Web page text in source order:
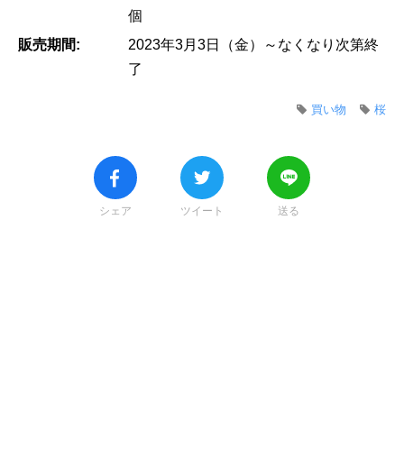
個
販売期間:
2023年3月3日（金）～なくなり次第終
了
桜
買い物
シェア ツイート 送る